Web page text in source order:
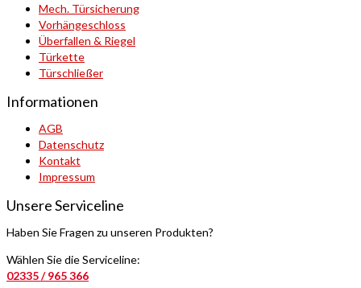
Mech. Türsicherung
Vorhängeschloss
Überfallen & Riegel
Türkette
Türschließer
Informationen
AGB
Datenschutz
Kontakt
Impressum
Unsere Serviceline
Haben Sie Fragen zu unseren Produkten?
Wählen Sie die Serviceline:
02335 / 965 366